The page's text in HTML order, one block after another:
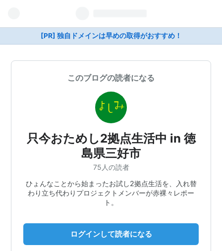
[PR] 独自ドメインは早めの取得がおすすめ！
このブログの読者になる
只今おためし2拠点生活中 in 徳
島県三好市
75人の読者
ひょんなことから始まったお試し2拠点生活を、入れ替
わり立ち代わりプロジェクトメンバーが赤裸々レポー
ト。
ログインして読者になる